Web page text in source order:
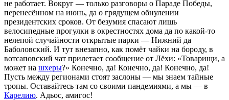
не работает. Вокруг — только разговоры о Параде Победы,
перенесённом на июнь, да о грядущем обнулении
президентских сроков. От безумия спасают лишь
велосипедные прогулки в окрестностях дома да по какой-то
нелепой случайности открытые парки — Нижний да
Баболовский. И тут внезапно, как помёт чайки на бороду, в
вотсаповский чат прилетает сообщение от Лёхи: «Товарищи, а
может на шхеры?» Конечно, да! Конечно, да! Конечно, да!
Пусть между регионами стоят заслоны — мы знаем тайные
тропы. Оставайтесь там со своими пандемиями, а мы — в
Карелию. Адьос, амигос!